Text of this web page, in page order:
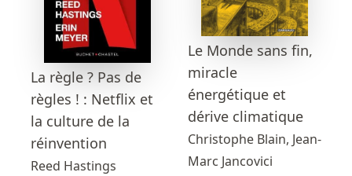
La règle ? Pas de
règles ! : Netflix et
la culture de la
réinvention
Reed Hastings
Le Monde sans fin,
miracle
énergétique et
dérive climatique
Christophe Blain, Jean-
Marc Jancovici